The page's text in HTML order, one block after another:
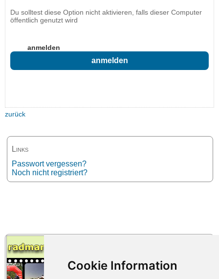
Links
Passwort vergessen?
Noch nicht registriert?
Du solltest diese Option nicht aktivieren, falls dieser Computer
öffentlich genutzt wird
anmelden
zurück